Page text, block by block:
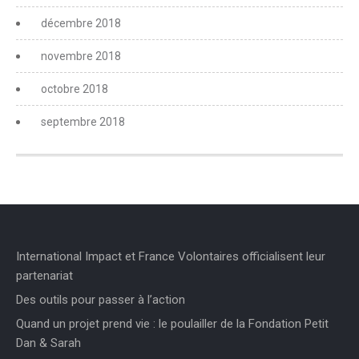
décembre 2018
novembre 2018
octobre 2018
septembre 2018
International Impact et France Volontaires officialisent leur
partenariat
Des outils pour passer à l’action
Quand un projet prend vie : le poulailler de la Fondation Petit
Dan & Sarah